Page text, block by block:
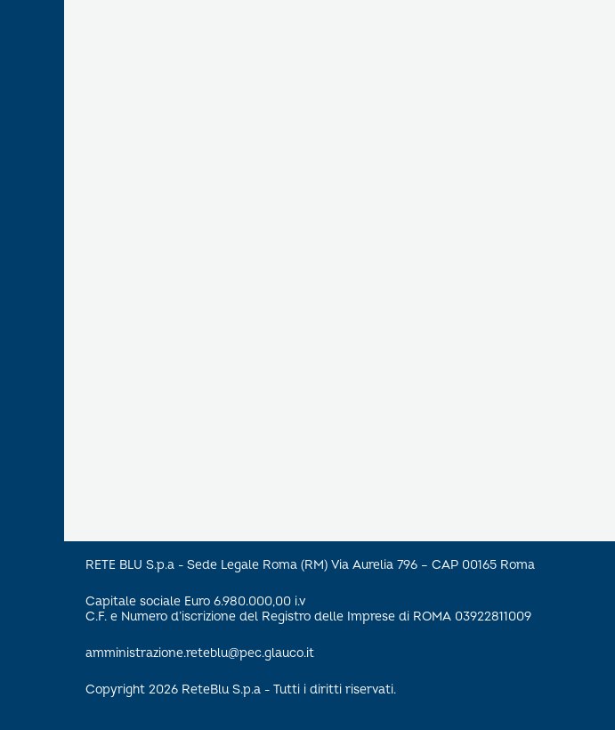
RETE BLU S.p.a - Sede Legale Roma (RM) Via Aurelia 796 – CAP 00165 Roma
Capitale sociale Euro 6.980.000,00 i.v
C.F. e Numero d’iscrizione del Registro delle Imprese di ROMA 03922811009
amministrazione.reteblu@pec.glauco.it
Copyright 2026 ReteBlu S.p.a - Tutti i diritti riservati.